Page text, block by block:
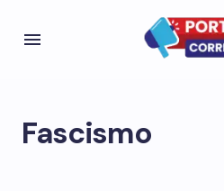
Fascismo